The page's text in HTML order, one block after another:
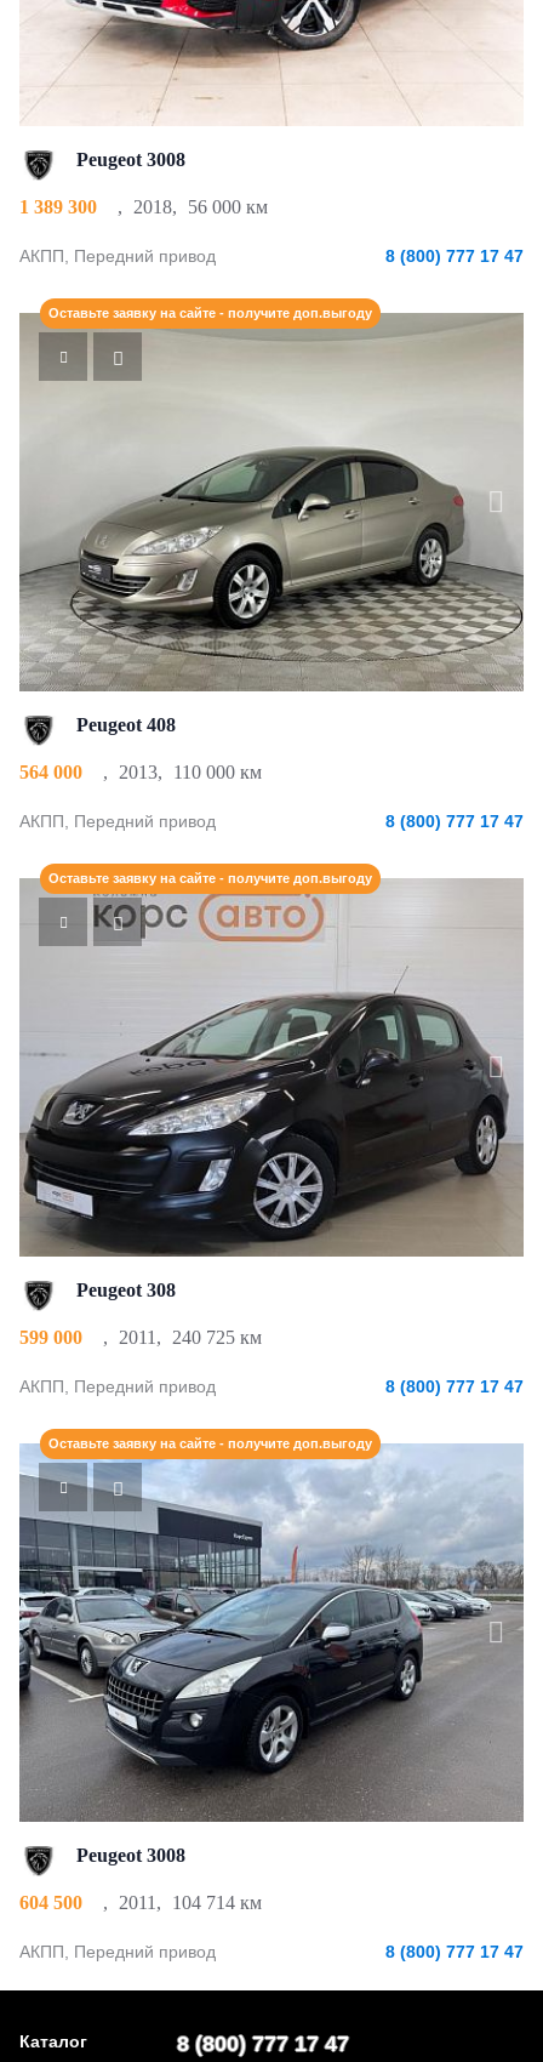
Peugeot 3008
1 389 300 , 2018, 56 000 км
АКПП, Передний привод 8 (800) 777 17 47
Оставьте заявку на сайте - получите доп.выгоду
Peugeot 408
564 000 , 2013, 110 000 км
АКПП, Передний привод 8 (800) 777 17 47
Оставьте заявку на сайте - получите доп.выгоду
Peugeot 308
599 000 , 2011 , 240 725 км
АКПП, Передний привод 8 (800) 777 17 47
Оставьте заявку на сайте - получите доп.выгоду
Peugeot 3008
604 500 , 2011 , 104 714 км
АКПП, Передний привод 8 (800) 777 17 47
Каталог 8 (800) 777 17 47